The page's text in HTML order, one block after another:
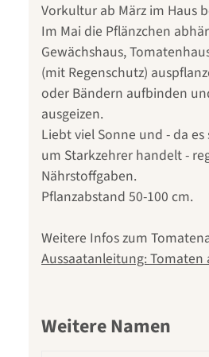
Vorkultur ab März im Haus
Im Mai die Pflänzchen
Gewächshaus,
(mit Regenschutz)
oder Bändern aufbinden
ausgeizen.
Liebt viel Sonne und - da
um Starkzehrer handelt -
Nährstoffgaben.
Pflanzabstand 50-100 cm.
Weitere Infos zum
Aussaatanleitung: Tomaten
Weitere Namen